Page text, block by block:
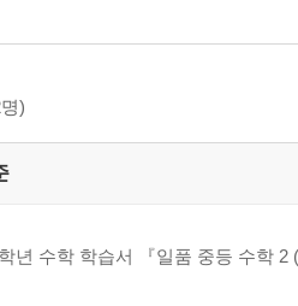
)
년 수학 학습서 『일품 중등 수학 2